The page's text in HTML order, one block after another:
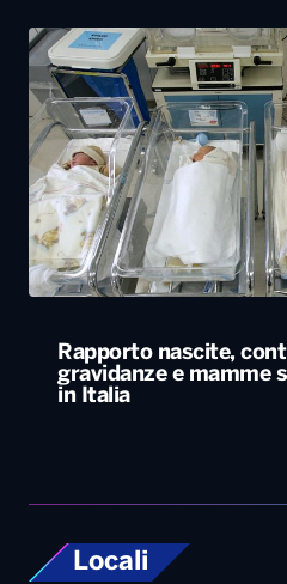
Rapporto nascite,
gravidanze e mamme
in Italia
Locali